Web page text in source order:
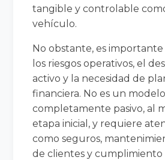
tangible y controlable
vehículo.
No obstante, es
los riesgos operativos, el
activo y la necesidad de
financiera. No es un modelo
completamente pasivo, al
etapa inicial, y requiere
como seguros,
de clientes y